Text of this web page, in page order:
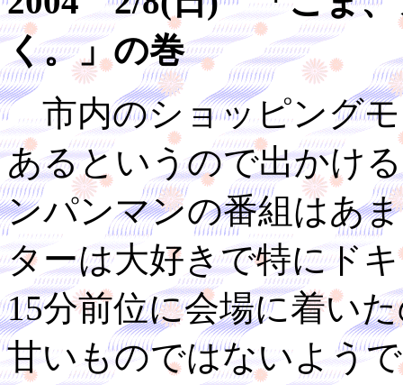
く。」の巻
市内のショッピングモ
あるというので出かけ
ンパンマンの番組はあ
ターは大好きで特にド
15分前位に会場に着い
甘いものではないよう